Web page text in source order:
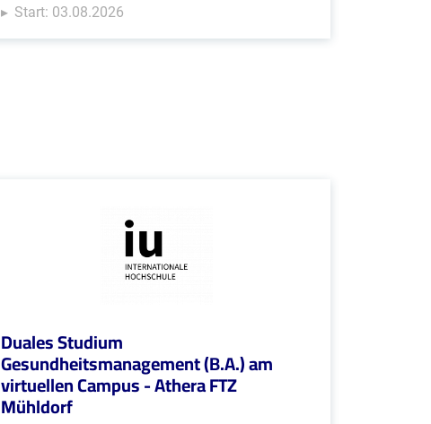
Start: 03.08.2026
Duales Studium
Gesundheitsmanagement (B.A.) am
virtuellen Campus - Athera FTZ
Mühldorf